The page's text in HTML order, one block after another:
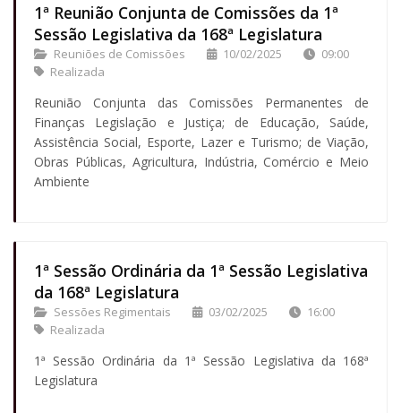
1ª Reunião Conjunta de Comissões da 1ª
Sessão Legislativa da 168ª Legislatura
Reuniões de Comissões 10/02/2025
09:00
Realizada
Reunião Conjunta das Comissões Permanentes de
Finanças Legislação e Justiça; de Educação, Saúde,
Assistência Social, Esporte, Lazer e Turismo; de Viação,
Obras Públicas, Agricultura, Indústria, Comércio e Meio
Ambiente
1ª Sessão Ordinária da 1ª Sessão Legislativa
da 168ª Legislatura
Sessões Regimentais 03/02/2025
16:00
Realizada
1ª Sessão Ordinária da 1ª Sessão Legislativa da 168ª
Legislatura